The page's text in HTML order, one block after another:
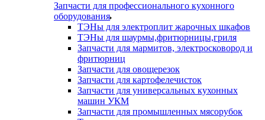
Запчасти для профессионального кухонного
оборудования
ТЭНы для электроплит жарочных шкафов
ТЭНы для шаурмы,фритюрницы,гриля
Запчасти для мармитов, электросковород и
фритюрниц
Запчасти для овощерезок
Запчасти для картофелечисток
Запчасти для универсальных кухонных
машин УКМ
Запчасти для промышленных мясорубок